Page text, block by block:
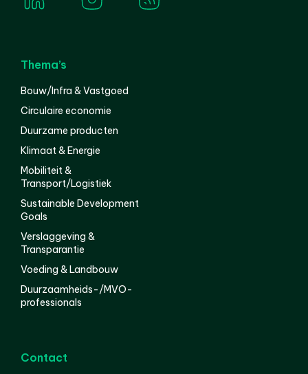
Thema’s
Bouw/Infra & Vastgoed
Circulaire economie
Duurzame producten
Klimaat & Energie
Mobiliteit &
Transport/Logistiek
Sustainable Development
Goals
Verslaggeving &
Transparantie
Voeding & Landbouw
Duurzaamheids-/MVO-
professionals
Contact